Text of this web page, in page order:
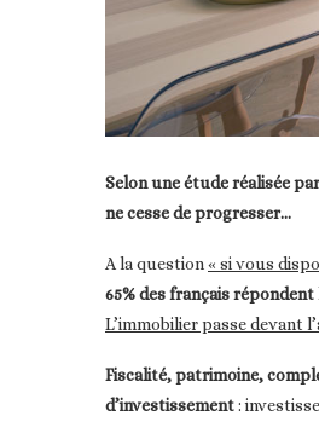
Selon une étude réalisée
ne cesse de progresser…
A la question« si vous
65% des français répondent
L’immobilier passe devant
Fiscalité, patrimoine,
d’investissement: